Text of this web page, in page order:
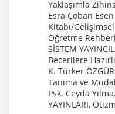
Yaklaşımla
Esra Çoban
Kitabı/
Öğretme
SİSTEM
Becerilere
K. Türker
Tanıma ve
Psk. Ceyda
YAYINLARI,